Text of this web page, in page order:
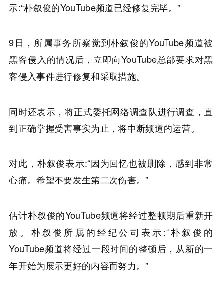
示:“朴叙俊的YouTube频道已经修复完毕。”
9日，所属事务所察觉到朴叙俊的YouTube频道被
黑客侵入的情况后，立即向YouTube总部要求对黑
客侵入事件进行修复和采取措施。
同时还表示，将正式委托网络调查队进行调查，直
到正确掌握受害事实为止，将中断频道的运营。
对此，朴叙俊表示:“因为回忆也被删除，感到非常
心痛。希望不要发生第二次伤害。”
估计朴叙俊的YouTube频道将经过整顿期后重新开
放。朴叙俊所属的经纪公司表示:“朴叙俊的
YouTube频道将经过一段时间的整顿后，从新的一
年开始为展示更好的内容而努力。”